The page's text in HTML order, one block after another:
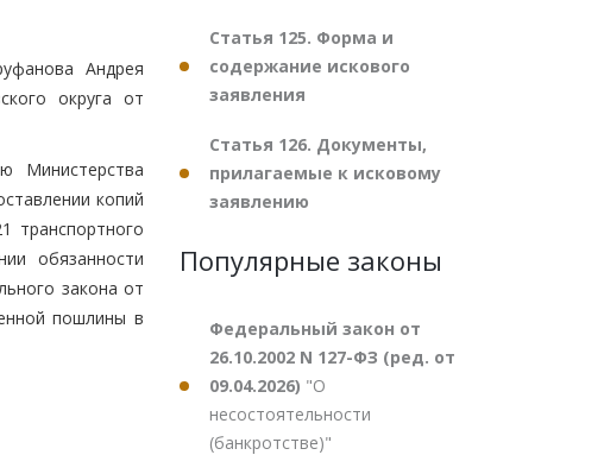
Андрея
округа от
Министерства
копий
транспортного
обязанности
закона от
пошлины в
Статья 125. Форма и
содержание искового
заявления
Статья 126. Документы,
прилагаемые к исковому
заявлению
Популярные законы
Федеральный закон от
26.10.2002 N 127-ФЗ (ред. от
09.04.2026) "О
несостоятельности
(банкротстве)"